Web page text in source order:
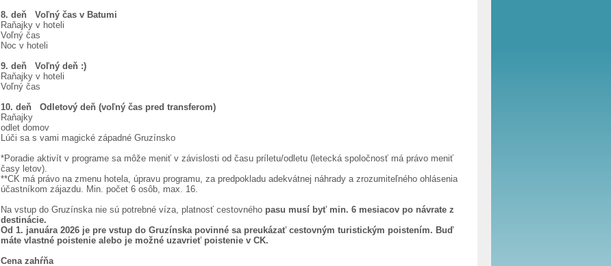
8. deň Voľný čas v Batumi
Raňajky v hoteli
Voľný čas
Noc v hoteli
9. deň Voľný deň :)
Raňajky v hoteli
Voľný čas
10. deň Odletový deň (voľný čas pred transferom)
Raňajky
odlet domov
Lúči sa s vami magické západné Gruzínsko
*Poradie aktivít v programe sa môže meniť v závislosti od času príletu/odletu (letecká spoločnosť má právo meniť
časy letov).
**CK má právo na zmenu hotela, úpravu programu, za predpokladu adekvátnej náhrady a zrozumiteľného ohlásenia
účastníkom zájazdu. Min. počet 6 osôb, max. 16.
Na vstup do Gruzínska nie sú potrebné víza, platnosť cestovného pasu musí byť min. 6 mesiacov po návrate z
destinácie.
Od 1. januára 2026 je pre vstup do Gruzínska povinné sa preukázať cestovným turistickým poistením. Buď
máte vlastné poistenie alebo je možné uzavrieť poistenie v CK.
Cena zahŕňa